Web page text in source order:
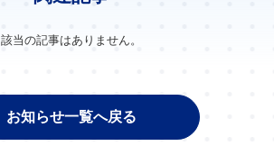
該当の記事はありません。
お知らせ一覧へ戻る